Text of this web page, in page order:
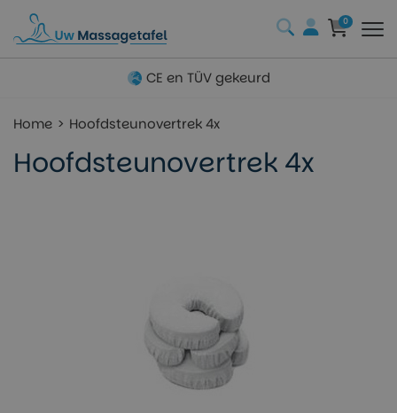
0
CE en TÜV gekeurd
Home Hoofdsteunovertrek 4x
Hoofdsteunovertrek 4x